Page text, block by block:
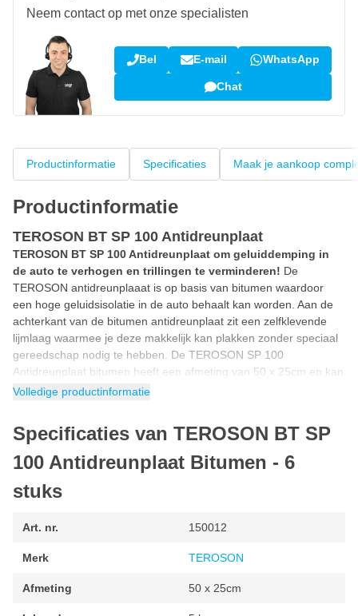
Neem contact op met onze specialisten
Bel E-mail WhatsApp
Chat
Productinformatie Specificaties Maak je aankoop
Productinformatie
TEROSON BT SP 100 Antidreunplaat
TEROSON BT SP 100 Antidreunplaat om geluiddemping in
de auto te verhogen en trillingen te verminderen! De
TEROSON antidreunplaaat is op basis van bitumen waardoor
een hoge geluidsisolatie in de auto behaalt kan worden. Aan de
achterkant van de bitumen antidreunplaat zit een zelfklevende
lijmlaag waarmee je deze makkelijk kan plakken zonder speciaal
gereedschap nodig te hebben. De TEROSON SP 100
Antidreunplaat bitumen heeft een afmeting van 50 x 25cm en kan
je op maat snijden of knippen.
Geluiddemping autoverbeteren zonder ingrijpende reparaties?
Deze antidreunplaat op bitumen basis is ideaal geschikt om
geluid en trillingen in de auto te dempen. De TEROSON
antidreunplaat wordt in de auto veel gebruikt op plekken als de
TEROSON antidreunplaat in de carrosserie te plakken, geniet je
Hoe antidreunplaat in auto plakken?
Je kan een antidreunplaat bevestigen zonder dat je hiervoor
Volledige productinformatie
Specificaties van TEROSON BT SP
100 Antidreunplaat Bitumen - 6
stuks
Art. nr. 150012
Merk TEROSON
Afmeting 50 x 25cm